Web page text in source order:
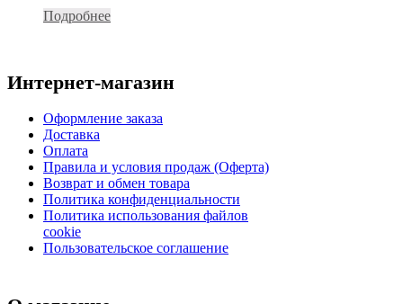
Подробнее
Интернет-магазин
Оформление заказа
Доставка
Оплата
Правила и условия продаж (Оферта)
Возврат и обмен товара
Политика конфиденциальности
Политика использования файлов
cookie
Пользовательское соглашение